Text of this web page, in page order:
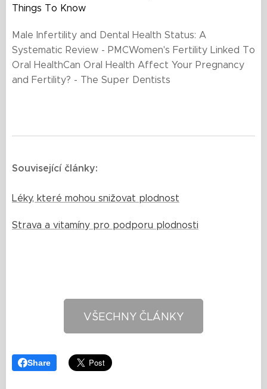
Things To Know
Male Infertility and Dental Health Status: A
Systematic Review - PMCWomen's Fertility Linked To
Oral HealthCan Oral Health Affect Your Pregnancy
and Fertility? - The Super Dentists
Související články:
Léky, které mohou snižovat plodnost
Strava a vitamíny pro podporu plodnosti
VŠECHNY ČLÁNKY
Share